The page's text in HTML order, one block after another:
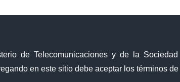
de Telecomunicaciones y de la
en este sitio debe aceptar los términos de
Sistema